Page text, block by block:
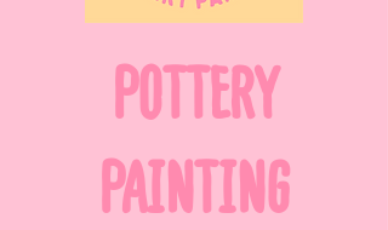
POTTERY
PAINTING